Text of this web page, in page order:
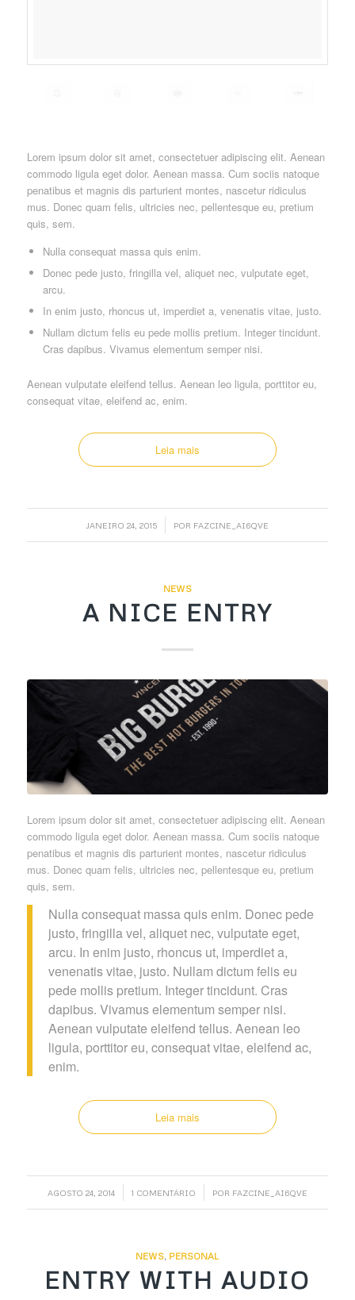
Lorem ipsum dolor sit amet, consectetuer adipiscing elit. Aenean
commodo ligula eget dolor. Aenean massa. Cum sociis natoque
penatibus et magnis dis parturient montes, nascetur ridiculus
mus. Donec quam felis, ultricies nec, pellentesque eu, pretium
quis, sem.
Nulla consequat massa quis enim.
Donec pede justo, fringilla vel, aliquet nec, vulputate eget,
arcu.
In enim justo, rhoncus ut, imperdiet a, venenatis vitae, justo.
Nullam dictum felis eu pede mollis pretium. Integer tincidunt.
Cras dapibus. Vivamus elementum semper nisi.
Aenean vulputate eleifend tellus. Aenean leo ligula, porttitor eu,
consequat vitae, eleifend ac, enim.
Leia mais
JANEIRO 24, 2015
/ POR FAZCINE_AI6QVE
NEWS
A NICE ENTRY
Lorem ipsum dolor sit amet, consectetuer adipiscing elit. Aenean
commodo ligula eget dolor. Aenean massa. Cum sociis natoque
penatibus et magnis dis parturient montes, nascetur ridiculus
mus. Donec quam felis, ultricies nec, pellentesque eu, pretium
quis, sem.
Nulla consequat massa quis enim. Donec pede
justo, fringilla vel, aliquet nec, vulputate eget,
arcu. In enim justo, rhoncus ut, imperdiet a,
venenatis vitae, justo. Nullam dictum felis eu
pede mollis pretium. Integer tincidunt. Cras
dapibus. Vivamus elementum semper nisi.
Aenean vulputate eleifend tellus. Aenean leo
ligula, porttitor eu, consequat vitae, eleifend ac,
enim.
Leia mais
AGOSTO 24, 2014
/ 1 COMENTÁRIO
/ POR FAZCINE_AI6QVE
NEWS, PERSONAL
ENTRY WITH AUDIO